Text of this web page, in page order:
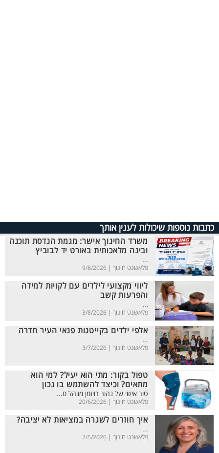
כתבות נוספות שיכולות לענין אותך
משרד החינוך אישר: מגמת הנדסת תוכנה
ובינה מלאכותית באורט יד לבוביץ
...
פלאשנט חינוך | 9/8/2026
ליווי מקצועי לילדים עם לקויות למידה
והפרעות קשב
...
פלאשנט חינוך | 3/8/2026
אלפי ילדים בקייטנות פנאי העיר חדרה
...
פלאשנט חינוך | 3/7/2026
טפול בקור: מתי הוא יעיל? למי הוא
מתאים? וכיצד להשתמש בו נכון
טור אישי של נהור רויזמן מנהל ס...
פלאשנט חינוך | 20/6/2026
איך חוזרים לשגרה במציאות לא יציבה?
...
פלאשנט חינוך | 2/5/2026